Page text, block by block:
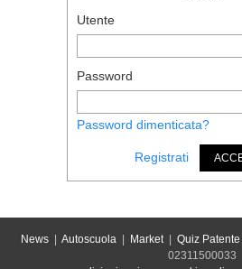
Utente
Password
Password dimenticata?
Registrati
News| Autoscuola| Market| Quiz Patente
02311500033